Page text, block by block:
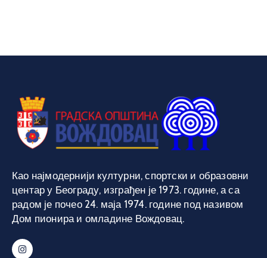
Као најмодернији културни, спортски и образовни
центар у Београду, изграђен је 1973. године, а са
радом је почео 24. маја 1974. године под називом
Дом пионира и омладине Вождовац.